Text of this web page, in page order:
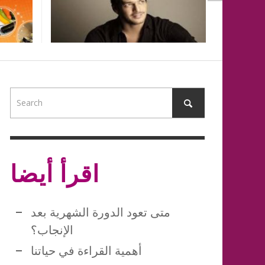
كيف تكونين
NESSAMET
مواصفات امرأة برج الحوت
NESSAMET
اقرأ أيضا
متى تعود الدورة الشهرية بعد
الإنجاب؟
أهمية القراءة في حياتنا